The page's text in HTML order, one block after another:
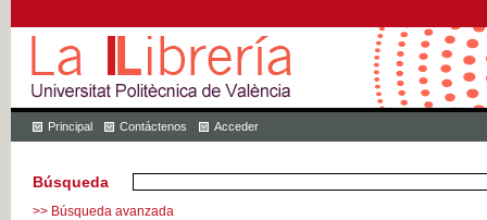
Principal Contáctenos Acceder
Búsqueda
>> Búsqueda avanzada